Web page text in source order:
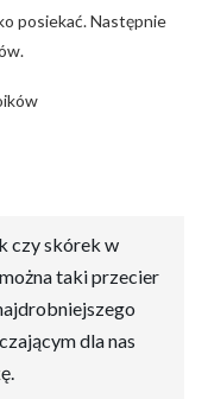
posiekać. Następnie
czy skórek w
taki przecier
dla nas